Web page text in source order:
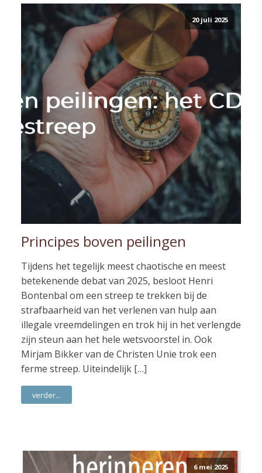
20 juli 2025
Principes boven peilingen
Tijdens het tegelijk meest chaotische en meest
betekenende debat van 2025, besloot Henri
Bontenbal om een streep te trekken bij de
strafbaarheid van het verlenen van hulp aan
illegale vreemdelingen en trok hij in het verlengde
zijn steun aan het hele wetsvoorstel in. Ook
Mirjam Bikker van de Christen Unie trok een
ferme streep. Uiteindelijk […]
verder...
6 mei 2025